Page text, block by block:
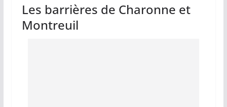
Les barrières de Charonne et
Montreuil